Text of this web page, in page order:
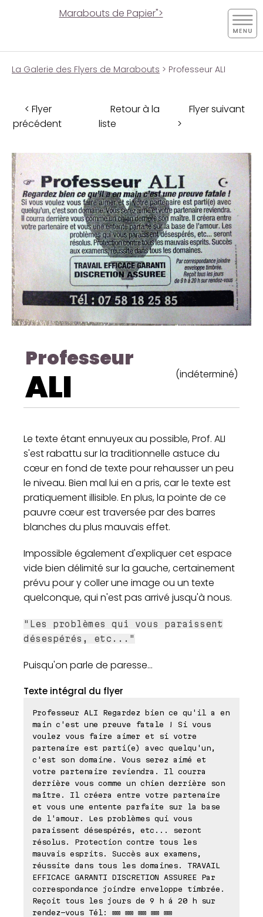
Marabouts de Papier">
La Galerie des Flyers de Marabouts > Professeur ALI
< Flyer
précédent
Retour à la
liste
Flyer suivant
>
Professeur
ALI (indéterminé)
Le texte étant ennuyeux au possible, Prof. ALI
s'est rabattu sur la traditionnelle astuce du
cœur en fond de texte pour rehausser un peu
le niveau. Bien mal lui en a pris, car le texte est
pratiquement illisible. En plus, la pointe de ce
pauvre cœur est traversée par des barres
blanches du plus mauvais effet.
Impossible également d'expliquer cet espace
vide bien délimité sur la gauche, certainement
prévu pour y coller une image ou un texte
quelconque, qui n'est pas arrivé jusqu'à nous.
"Les problèmes qui vous paraissent
désespérés, etc..."
Puisqu'on parle de paresse...
Texte intégral du flyer
Professeur ALI Regardez bien ce qu'il a en
main c'est une preuve fatale ! Si vous
voulez vous faire aimer et si votre
partenaire est parti(e) avec quelqu'un,
c'est son domaine. Vous serez aimé et
votre partenaire reviendra. Il courra
derrière vous comme un chien derrière son
maître. Il créera entre votre partenaire
et vous une entente parfaite sur la base
de l'amour. Les problèmes qui vous
paraissent désespérés, etc... seront
résolus. Protection contre tous les
mauvais esprits. Succès aux examens,
réussite dans tous les domaines. TRAVAIL
EFFICACE GARANTI DISCRETION ASSUREE Par
correspondance joindre enveloppe timbrée.
Reçoit tous les jours de 9 h á 20 h sur
rendez-vous Tél: ⊠⊠ ⊠⊠ ⊠⊠ ⊠⊠ ⊠⊠